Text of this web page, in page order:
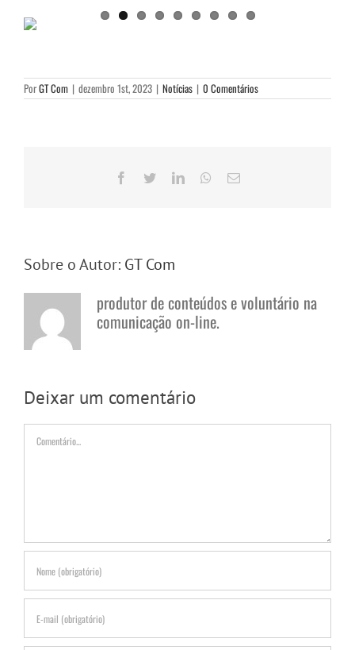
PorGT Com | dezembro 1st, 2023 | Notícias | 0 Comentários
Facebook
TwitterLinkedInWhatsApp
E-
Sobre o Autor: GT Com
produtor de conteúdos e voluntário na
comunicação on-line.
Deixar um comentário
Comentário